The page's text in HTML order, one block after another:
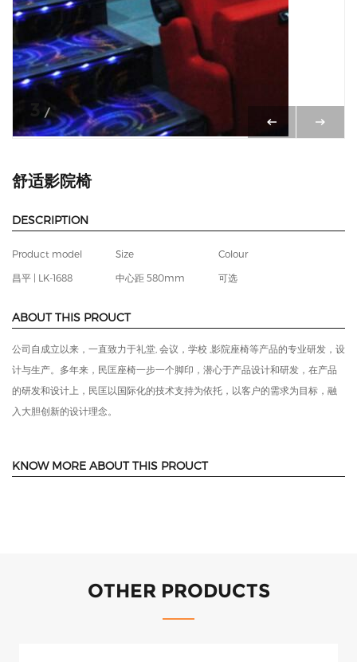
3 / 3
舒适影院椅
DESCRIPTION
Product model
昌平 | LK-1688
Size
中心距 580mm
Colour
可选
ABOUT THIS PROUCT
公司自成立以来，一直致力于礼堂, 会议，学校 ,影院座椅等产品的专业研发，设
计与生产。多年来，民匡座椅一步一个脚印，潜心于产品设计和研发，在产品
的研发和设计上，民匡以国际化的技术支持为依托，以客户的需求为目标，融
入大胆创新的设计理念。
KNOW MORE ABOUT THIS PROUCT
OTHER PRODUCTS